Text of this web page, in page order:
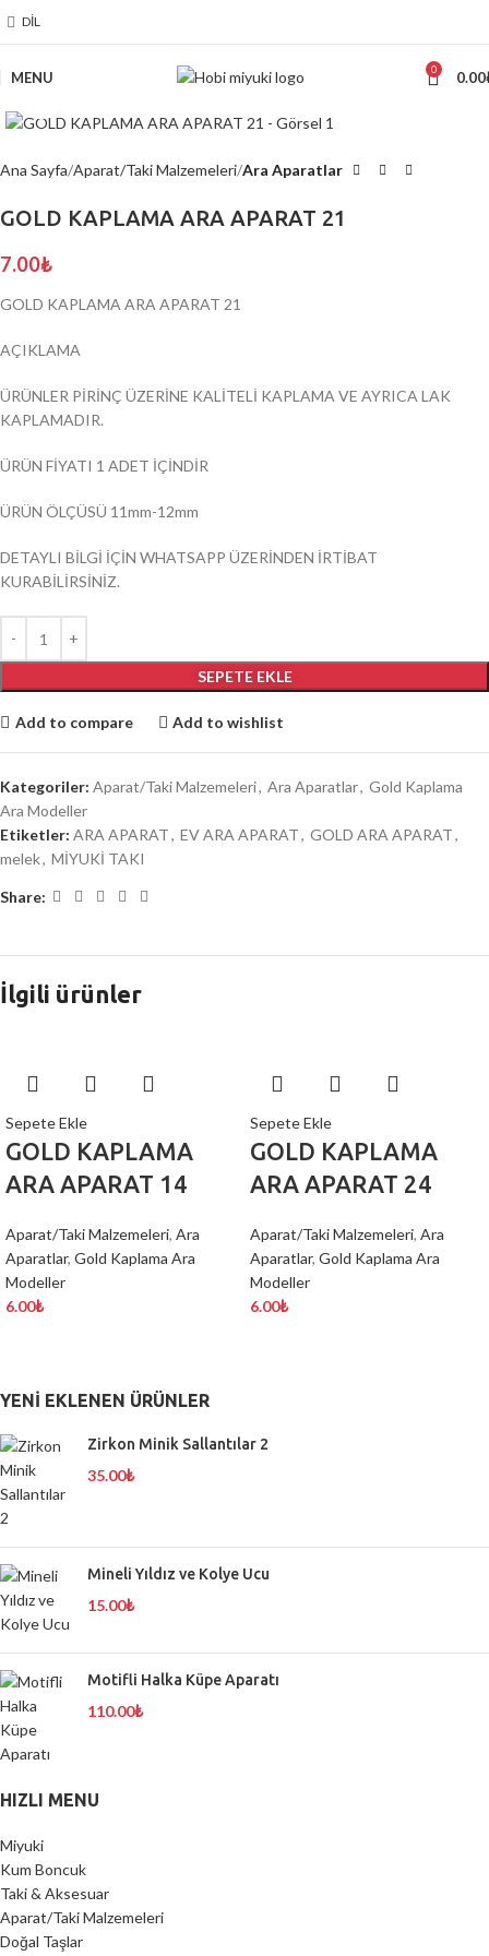
DIL
MENU 0 0.00
Ana Sayfa Aparat/Taki Malzemeleri Ara Aparatlar
GOLD KAPLAMA ARA APARAT 21
7.00₺
GOLD KAPLAMA ARA APARAT 21
AÇIKLAMA
ÜRÜNLER PİRİNÇ ÜZERİNE KALİTELİ KAPLAMA VE AYRICA LAK
KAPLAMADIR.
ÜRÜN FİYATI 1 ADET İÇİNDİR
ÜRÜN ÖLÇÜSÜ 11mm-12mm
DETAYLI BİLGİ İÇİN WHATSAPP ÜZERİNDEN İRTİBAT
KURABİLİRSİNİZ.
SEPETE EKLE
Add to compare Add to wishlist
Kategoriler: Aparat/Taki Malzemeleri, Ara Aparatlar, Gold Kaplama
Ara Modeller
Etiketler: ARA APARAT, EV ARA APARAT, GOLD ARA APARAT,
melek, MİYUKİ TAKI
Share:
İlgili ürünler
Sepete Ekle
GOLD KAPLAMA
ARA APARAT 14
Aparat/Taki Malzemeleri, Ara
Aparatlar, Gold Kaplama Ara
Modeller
6.00₺
Sepete Ekle
GOLD KAPLAMA
ARA APARAT 24
Aparat/Taki Malzemeleri, Ara
Aparatlar, Gold Kaplama Ara
Modeller
6.00₺
YENI EKLENEN ÜRÜNLER
Zirkon Minik Sallantılar 2
35.00₺
Mineli Yıldız ve Kolye Ucu
15.00₺
Motifli Halka Küpe Aparatı
110.00₺
HIZLI MENU
Miyuki
Kum Boncuk
Taki & Aksesuar
Aparat/Taki Malzemeleri
Doğal Taşlar